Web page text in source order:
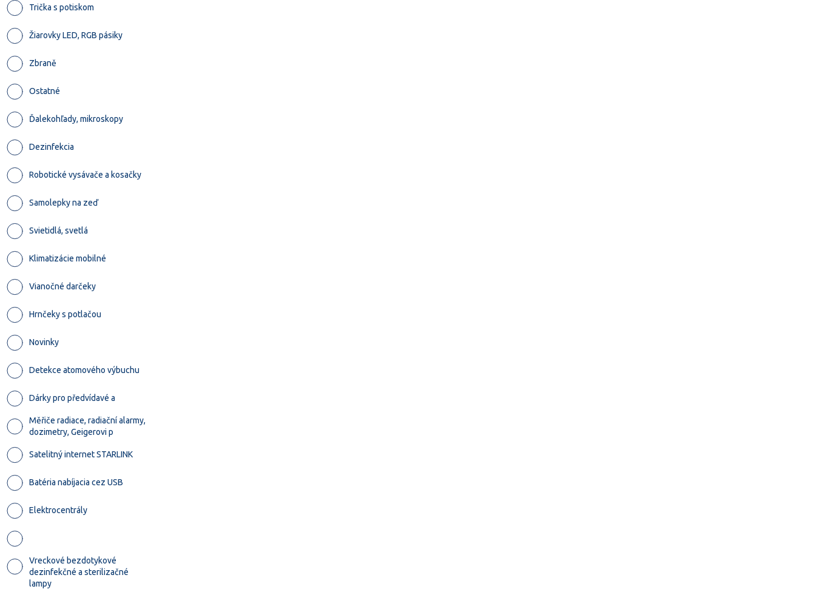
Trička s potiskom
Žiarovky LED, RGB pásiky
Zbraně
Ostatné
Ďalekohľady, mikroskopy
Dezinfekcia
Robotické vysávače a kosačky
Samolepky na zeď
Svietidlá, svetlá
Klimatizácie mobilné
Vianočné darčeky
Hrnčeky s potlačou
Novinky
Detekce atomového výbuchu
Dárky pro předvídavé a
Měřiče radiace, radiační alarmy,
dozimetry, Geigerovi p
Satelitný internet STARLINK
Batéria nabíjacia cez USB
Elektrocentrály
Vreckové bezdotykové
dezinfekčné a sterilizačné
lampy